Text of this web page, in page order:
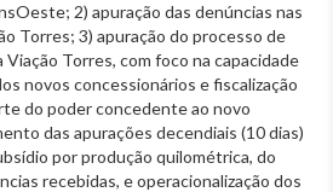
2) apuração das denúncias nas
Torres; 3) apuração do processo de
Torres, com foco na capacidade
novos concessionários e fiscalização
do poder concedente ao novo
das apurações decendiais (10 dias)
por produção quilométrica, do
recebidas, e operacionalização dos